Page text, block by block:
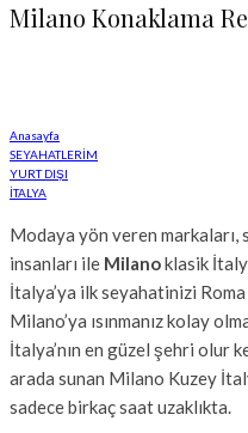
Milano Konaklama
Anasayfa
SEYAHATLERİM
YURT DIŞI
İTALYA
Modaya yön veren markaları,
insanları ile Milanoklasik
İtalya’ya ilk seyahatinizi
Milano’ya ısınmanız kolay
İtalya’nın en güzel şehri olur
arada sunan Milano Kuzey
sadece birkaç saat uzaklıkta.